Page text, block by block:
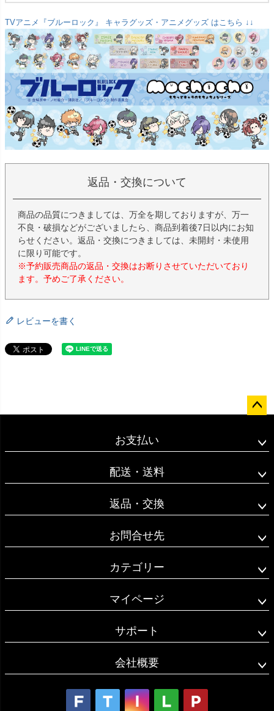
TVアニメ『ブルーロック』 キャラグッズ・アニメグッズ はこちら ↓↓
返品・交換について
商品の品質につきましては、万全を期しておりますが、万一
不良・破損などがございましたら、商品到着後7日以内にお知
らせください。返品・交換につきましては、未開封・未使用
に限り可能です。
※予約販売商品の返品・交換はお断りさせていただいており
ます。予めご了承ください。
レビューを書く
ップ
お支払い
配送・送料
返品・交換
お問合せ先
カテゴリー
マイページ
サポート
会社概要